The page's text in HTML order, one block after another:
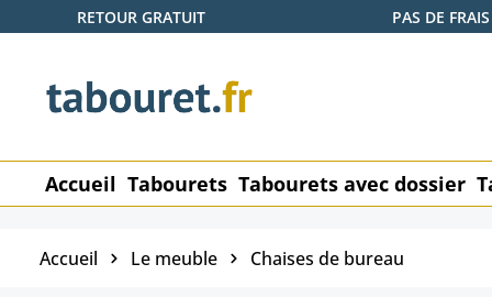
au contenu principal
Passer à la recherche
Passer à la navigation principale
RETOUR GRATUIT PAS DE
Accueil Tabourets Tabourets avec dossier
Accueil Le meuble Chaises de bureau